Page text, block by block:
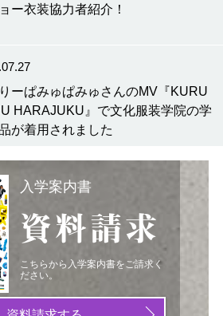
ー衣装協力者紹介！
ーぱみゅぱみゅさんのMV『KURU
HARAJUKU』で文化服装学院の学
が着用されました
入学案内書
資料請求
こちらから入学案内書をご請求く
ださい。